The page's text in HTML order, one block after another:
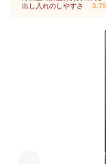
出し入れのしやすさ 3.75